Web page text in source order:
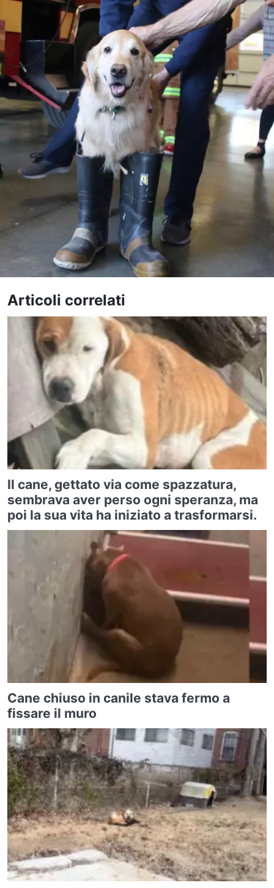
Articoli correlati
Il cane, gettato via come spazzatura,
sembrava aver perso ogni speranza, ma
poi la sua vita ha iniziato a trasformarsi.
Cane chiuso in canile stava fermo a
fissare il muro